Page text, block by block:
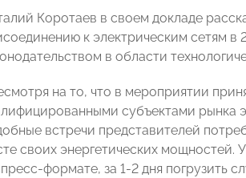
Коротаев в своем докладе
к электрическим сетям
в области
на то, что в мероприятии
субъектами рынка
встречи представителей
своих энергетических мощностей.
формате, за 1-2 дня погрузить